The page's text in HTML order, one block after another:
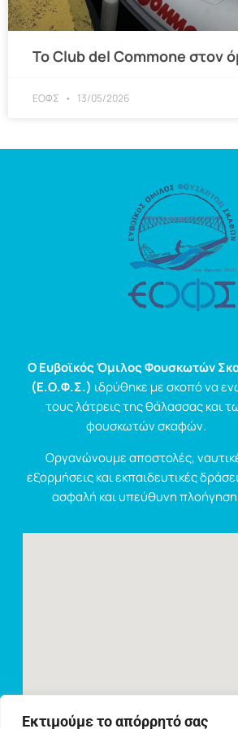
Εκτιμούμε το απόρρητό σας
Το Club del Commone στον
ΕΟΦΣ 13/05/2026
Ο Ευβοϊκός Όμιλος Φουσκωτών
(Ε.Ο.Φ.Σ.) ιδρύθηκε με σκοπό να
τους λάτρεις της θάλασσας και
φουσκωτών σκαφών.
Οργανώνουμε αποστολές,
εξορμήσεις και εκπαιδευτικές
ασφαλή και υπεύθυνη